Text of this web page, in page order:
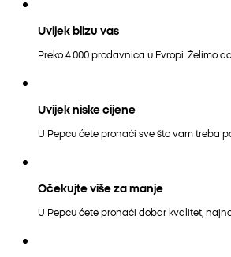
Uvijek blizu vas
Preko 4.000 prodavnica u Evropi. Želimo
Uvijek niske cijene
U Pepcu ćete pronaći sve što vam treba
Očekujte više za manje
U Pepcu ćete pronaći dobar kvalitet,